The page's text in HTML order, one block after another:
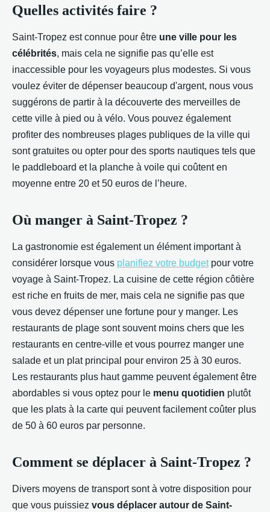
Quelles activités faire ?
Saint-Tropez est connue pour être une ville pour les
célébrités, mais cela ne signifie pas qu’elle est
inaccessible pour les voyageurs plus modestes. Si vous
voulez éviter de dépenser beaucoup d'argent, nous vous
suggérons de partir à la découverte des merveilles de
cette ville à pied ou à vélo. Vous pouvez également
profiter des nombreuses plages publiques de la ville qui
sont gratuites ou opter pour des sports nautiques tels que
le paddleboard et la planche à voile qui coûtent en
moyenne entre 20 et 50 euros de l’heure.
Où manger à Saint-Tropez ?
La gastronomie est également un élément important à
considérer lorsque vous planifiez votre budgetpour votre
voyage à Saint-Tropez. La cuisine de cette région côtière
est riche en fruits de mer, mais cela ne signifie pas que
vous devez dépenser une fortune pour y manger. Les
restaurants de plage sont souvent moins chers que les
restaurants en centre-ville et vous pourrez manger une
salade et un plat principal pour environ 25 à 30 euros.
Les restaurants plus haut gamme peuvent également être
abordables si vous optez pour le menu quotidien plutôt
que les plats à la carte qui peuvent facilement coûter plus
de 50 à 60 euros par personne.
Comment se déplacer à Saint-Tropez ?
Divers moyens de transport sont à votre disposition pour
que vous puissiez vous déplacer autour de Saint-